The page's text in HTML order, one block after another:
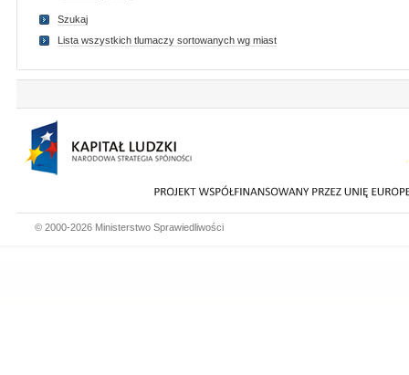
Szukaj
Lista wszystkich tlumaczy sortowanych wg miast
© 2000-2026 Ministerstwo Sprawiedliwości